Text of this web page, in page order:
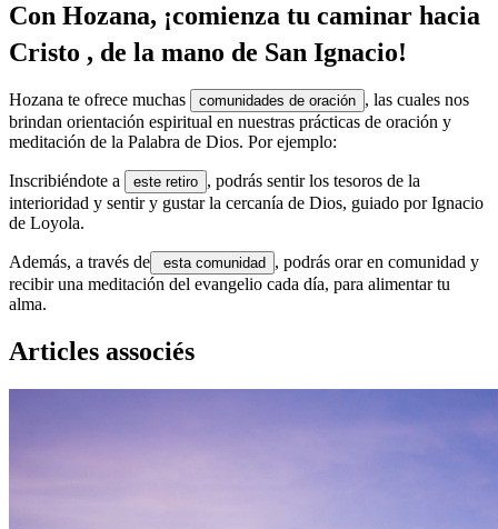
Con Hozana, ¡comienza tu caminar hacia
Cristo , de la mano de San Ignacio!
Hozana te ofrece muchas comunidades de oración , las cuales nos
brindan orientación espiritual en nuestras prácticas de oración y
meditación de la Palabra de Dios. Por ejemplo:
Inscribiéndote a este retiro , podrás sentir los tesoros de la
interioridad y sentir y gustar la cercanía de Dios, guiado por Ignacio
de Loyola.
Además, a través de esta comunidad
, podrás orar en comunidad y
recibir una meditación del evangelio cada día, para alimentar tu
alma.
Articles associés